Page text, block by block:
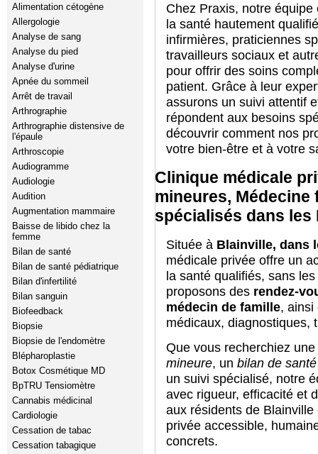
Alimentation cétogène
Allergologie
Analyse de sang
Analyse du pied
Analyse d'urine
Apnée du sommeil
Arrêt de travail
Arthrographie
Arthrographie distensive de
l'épaule
Arthroscopie
Audiogramme
Audiologie
Audition
Augmentation mammaire
Baisse de libido chez la
femme
Bilan de santé
Bilan de santé pédiatrique
Bilan d'infertilité
Bilan sanguin
Biofeedback
Biopsie
Biopsie de l'endomètre
Blépharoplastie
Botox Cosmétique MD
BpTRU Tensiomètre
Cannabis médicinal
Cardiologie
Cessation de tabac
Cessation tabagique
Chez Praxis, notre
la santé hautement
infirmières, praticiennes
travailleurs sociaux et
pour offrir des soins
patient. Grâce à leur
assurons un suivi attentif
répondent aux besoins
découvrir comment nos
votre bien-être et à votre
Clinique médicale
mineures,
spécialisés dans les
Située à Blainville, dans
médicale privée offre un
la santé qualifiés, sans
proposons des rendez-
médecin de famille, ainsi
médicaux, diagnostiques,
Que vous recherchiez
mineure, un bilan de
un suivi spécialisé, notre
avec rigueur, efficacité et
aux résidents de
privée accessible,
concrets.